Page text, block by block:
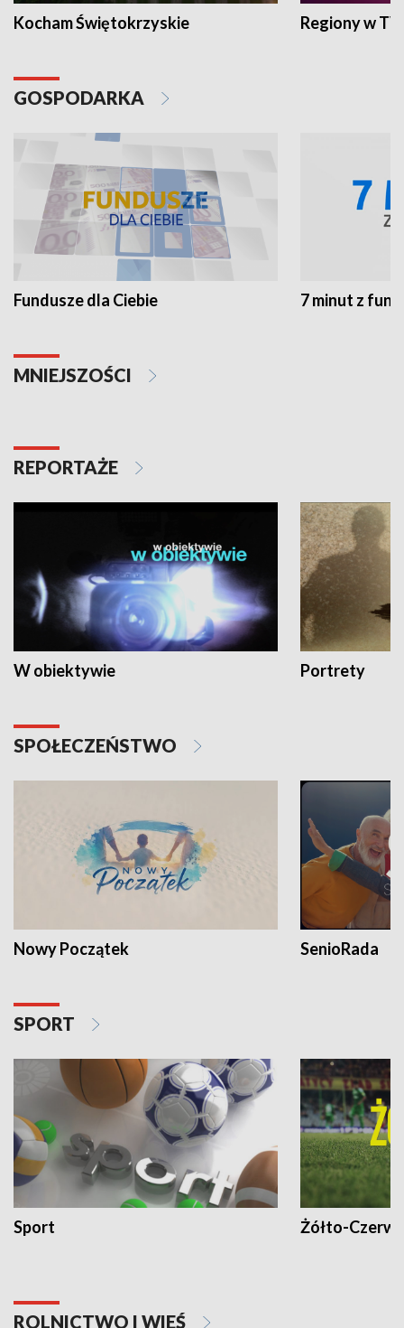
Kocham Świętokrzyskie Regiony w
GOSPODARKA
Fundusze dla Ciebie 7 minut z
MNIEJSZOŚCI
REPORTAŻE
W obiektywie Portrety
SPOŁECZEŃSTWO
Nowy Początek SenioRada
SPORT
Sport Żółto-
ROLNICTWO I WIEŚ